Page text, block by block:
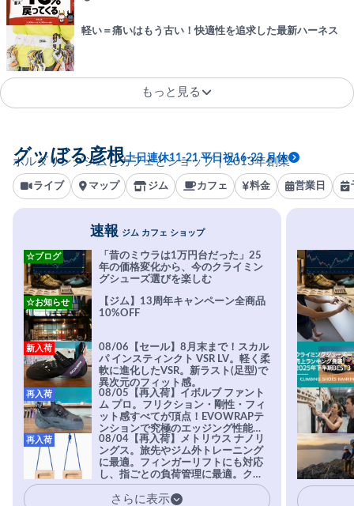
軽い＝痛いはもう古い！快適性を追求した最新ハーネス
もっと見る
ボルダリングジムとカフェとショップ｜2013年創業
グッぼる彦根土日連休11-21 平日祝16-23 月休
ライブ マップ ジム カフェ 料金 営業日
速報 ジム カフェ ショップ
「昔のミウラは1万円台だった」25
年の価格変化から、今のクライミン
グシューズ選びを楽しむ
☆ブログ
【ジム】13周年キャンペーン全商品
10%OFF
☆お知らせ
08/06【セール】8月末まで！スカル
パ インスティンクト VSR LV。軽く柔
軟に進化したVSR。新ラスト(足型)で
異次元のフィット感。
新入荷
08/05【再入荷】イボルブ ファント
ム プロ。フリクション・剛性・フィ
ット感すべてが頂点！EVOWRAPテ
ンションで究極のエッジング性能を
実現。進化系ラバーEvo-74はTRAX
を凌駕する粘着力で極小ホールドに
安心感。
再入荷
08/04【再入荷】メトリウス ナノリ
ングス。旅先やジム外トレーニング
に最適。フィンガーリフトにも対応
し、指ごとの負荷管理に最適。クラ
イマーの指を本気で鍛えるギア。
再入荷
さらに表示